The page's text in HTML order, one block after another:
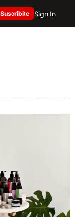
Suscribite Sign In